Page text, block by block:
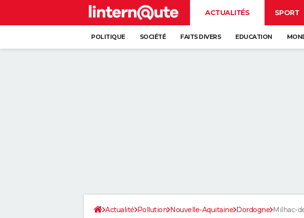
ACTUALITÉS SPORT
POLITIQUE SOCIÉTÉ FAITS DIVERS EDUCATION
Actualité Pollution Nouvelle-Aquitaine Dordogne Milhac-